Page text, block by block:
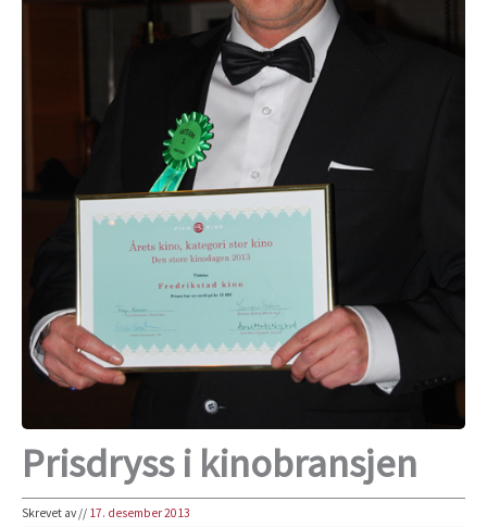
Prisdryss i kinobransjen
Skrevet av// 17. desember 2013